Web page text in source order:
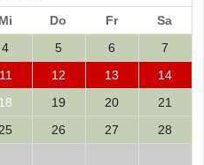
Mi Do Fr
Sa
4 5 6
7
11 12 13
14
18 19 20
21
25 26 27
28